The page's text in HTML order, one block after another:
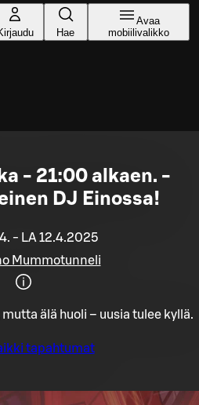
Hae
Avaa
mobiilivalikko
- 21:00 alkaen. -
DJ Einossa!
- LA 12.4.2025
Mummotunneli
älä huoli – uusia tulee kyllä.
tapahtumat